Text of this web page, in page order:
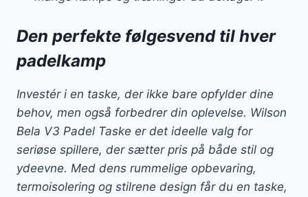
Den perfekte følgesvend til hver
padelkamp
Investér i en taske, der ikke bare opfylder dine
behov, men også forbedrer din oplevelse. Wilson
Bela V3 Padel Taske er det ideelle valg for
seriøse spillere, der sætter pris på både stil og
ydeevne. Med dens rummelige opbevaring,
termoisolering og stilrene design får du en taske,